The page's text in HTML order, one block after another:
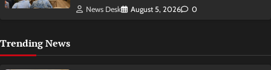
News Desk August 5, 2026 0
Trending News